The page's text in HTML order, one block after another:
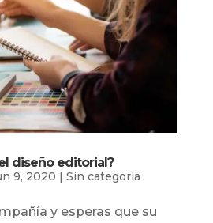
diseño editorial?
9, 2020 Sin categoría
y esperas que su